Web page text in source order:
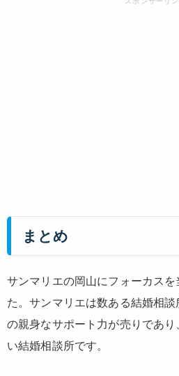
まとめ
サンマリエの岡山にフォーカス
た。サンマリエは数ある結婚相
の親身なサポート力が売りであ
い結婚相談所です。